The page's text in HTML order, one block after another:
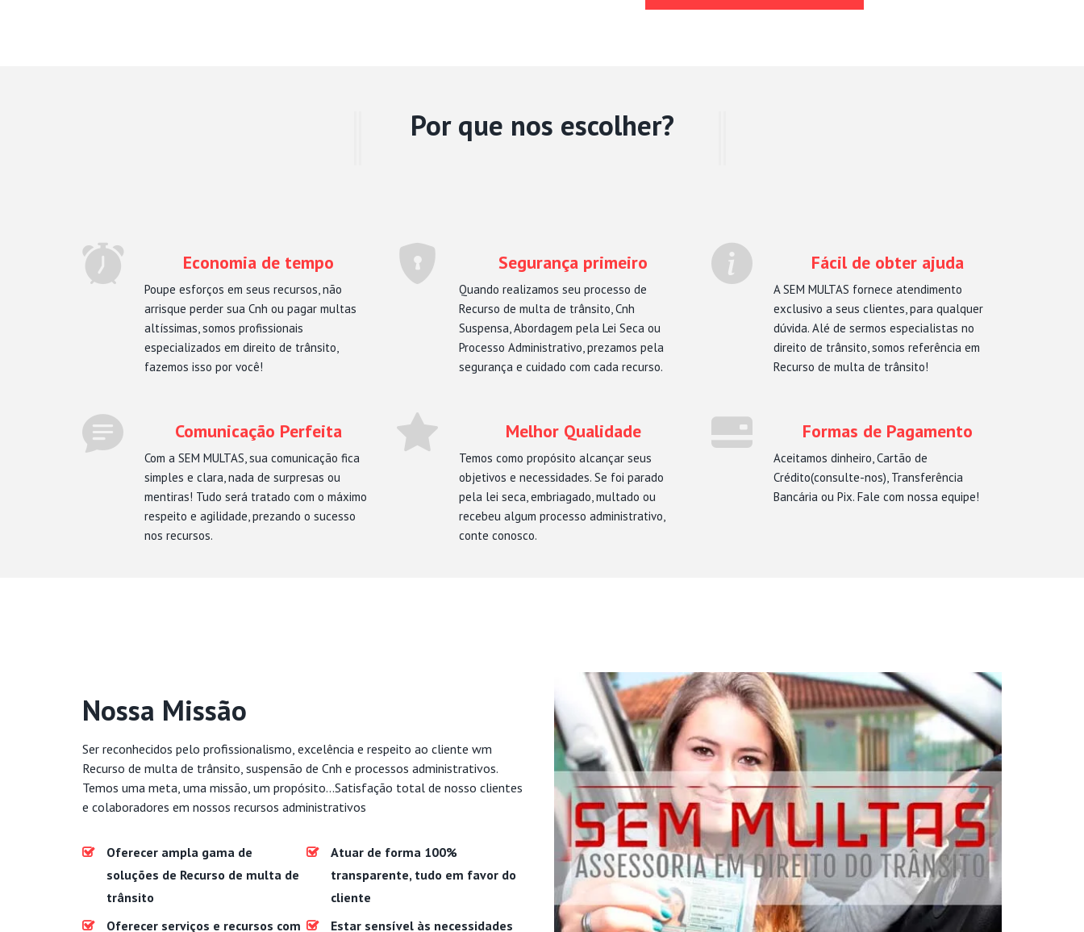
Por que nos escolher?
Economia de tempo
Poupe esforços em seus recursos, não
arrisque perder sua Cnh ou pagar multas
altíssimas, somos profissionais
especializados em direito de trânsito,
fazemos isso por você!
Segurança primeiro
Quando realizamos seu processo de
Recurso de multa de trânsito, Cnh
Suspensa, Abordagem pela Lei Seca ou
Processo Administrativo, prezamos pela
segurança e cuidado com cada recurso.
Fácil de obter ajuda
A SEM MULTAS fornece atendimento
exclusivo a seus clientes, para qualquer
dúvida. Alé de sermos especialistas no
direito de trânsito, somos referência em
Recurso de multa de trânsito!
Comunicação Perfeita
Com a SEM MULTAS, sua comunicação fica
simples e clara, nada de surpresas ou
mentiras! Tudo será tratado com o máximo
respeito e agilidade, prezando o sucesso
nos recursos.
Melhor Qualidade
Temos como propósito alcançar seus
objetivos e necessidades. Se foi parado
pela lei seca, embriagado, multado ou
recebeu algum processo administrativo,
conte conosco.
Formas de Pagamento
Aceitamos dinheiro, Cartão de
Crédito(consulte-nos), Transferência
Bancária ou Pix. Fale com nossa equipe!
Nossa Missão
Ser reconhecidos pelo profissionalismo, excelência e respeito ao cliente wm
Recurso de multa de trânsito, suspensão de Cnh e processos administrativos.
Temos uma meta, uma missão, um propósito...Satisfação total de nosso clientes
e colaboradores em nossos recursos administrativos
Oferecer ampla gama de
soluções de Recurso de multa de
trânsito
Atuar de forma 100%
transparente, tudo em favor do
cliente
Oferecer serviços e recursos com
Estar sensível às necessidades